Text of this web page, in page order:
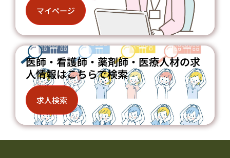
マイページ
医師・看護師・薬剤師・医療人材の求
人情報はこちらで検索
求人検索